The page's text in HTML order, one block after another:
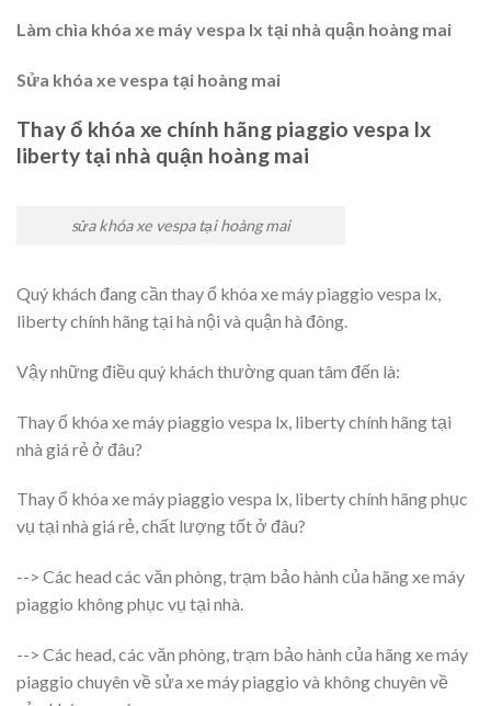
Làm chìa khóa xe máy vespa lx tại nhà quận hoàng mai
Sửa khóa xe vespa tại hoàng mai
Thay ổ khóa xe chính hãng piaggio vespa lx
liberty tại nhà quận hoàng mai
sửa khóa xe vespa tại hoàng mai
Quý khách đang cần thay ổ khóa xe máy piaggio vespa lx,
liberty chính hãng tại hà nội và quận hà đông.
Vậy những điều quý khách thường quan tâm đến là:
Thay ổ khóa xe máy piaggio vespa lx, liberty chính hãng tại
nhà giá rẻ ở đâu?
Thay ổ khóa xe máy piaggio vespa lx, liberty chính hãng phục
vụ tại nhà giá rẻ, chất lượng tốt ở đâu?
--> Các head các văn phòng, trạm bảo hành của hãng xe máy
piaggio không phục vụ tại nhà.
--> Các head, các văn phòng, trạm bảo hành của hãng xe máy
piaggio chuyên về sửa xe máy piaggio và không chuyên về